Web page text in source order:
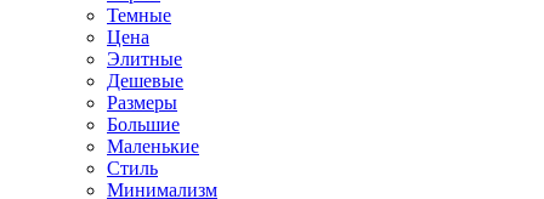
Темные
Цена
Элитные
Дешевые
Размеры
Большие
Маленькие
Стиль
Минимализм